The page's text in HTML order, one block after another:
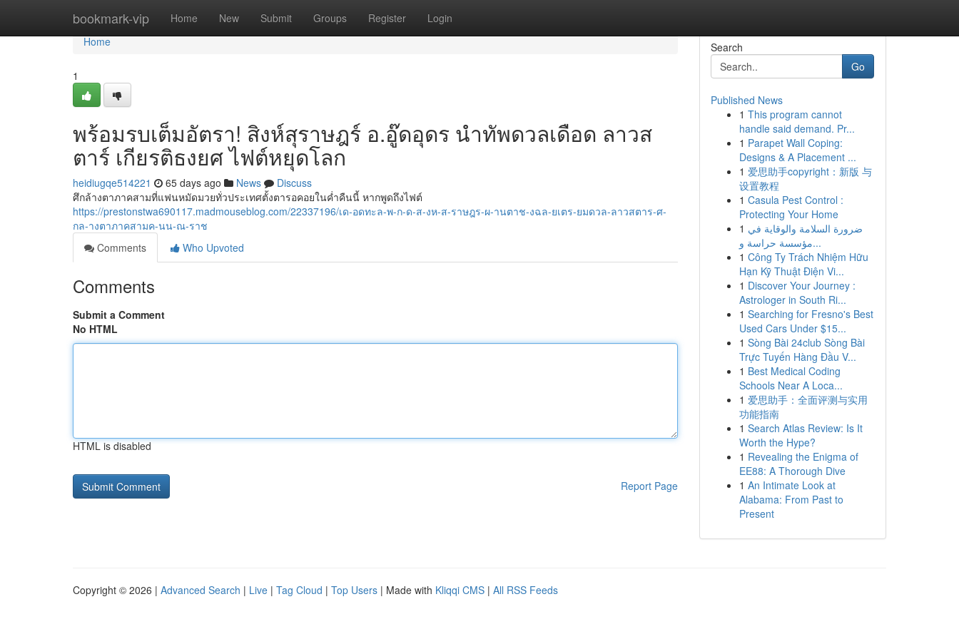
bookmark-vip Home New Submit Groups Register Login
Home
Home
1
พร้อมรบเต็มอัตรา! สิงห์สุราษฎร์ อ.อู๊ดอุดร นำทัพดวลเดือด ลาวส
ตาร์ เกียรติธงยศ ไฟต์หยุดโลก
heidiugqe514221 65 days ago News
Discuss
ศึกล้างตาภาคสามที่แฟนหมัดมวยทั่วประเทศตั้งตารอคอยในค่ำคืนนี้ หากพูดถึงไฟต์
https://prestonstwa690117.madmouseblog.com/22337196/เด-อดทะล-พ-ก-ด-ส-งห-ส-ราษฎร-ผ-านตาช-งฉล-ยเตร-ยมดวล-ลาวสตาร-ศ-
กล-างตาภาคสามค-นน-ณ-ราช
Comments
Who Upvoted
Comments
Submit a Comment
No HTML
HTML is disabled
Report Page
Search
Go
Published News
1 This program cannot
handle said demand. Pr...
1 Parapet Wall Coping:
Designs & A Placement ...
1 爱思助手copyright：新版 与
设置教程
1 Casula Pest Control :
Protecting Your Home
1 ضرورة السلامة والوقاية في
مؤسسة حراسة و...
1 Công Ty Trách Nhiệm Hữu
Hạn Kỹ Thuật Điện Vi...
1 Discover Your Journey :
Astrologer in South Ri...
1 Searching for Fresno's Best
Used Cars Under $15...
1 Sòng Bài 24club Sòng Bài
Trực Tuyến Hàng Đầu V...
1 Best Medical Coding
Schools Near A Loca...
1 爱思助手：全面评测与实用
功能指南
1 Search Atlas Review: Is It
Worth the Hype?
1 Revealing the Enigma of
EE88: A Thorough Dive
1 An Intimate Look at
Alabama: From Past to
Present
Copyright © 2026 | Advanced Search | Live | Tag Cloud | Top Users | Made with Kliqqi CMS | All RSS Feeds